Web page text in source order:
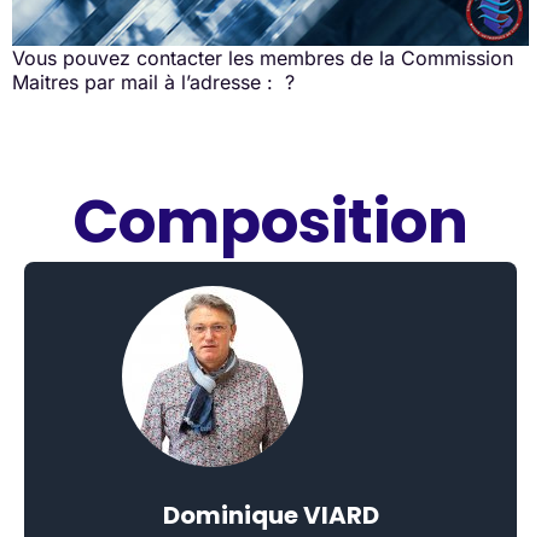
Vous pouvez contacter les membres de la Commission
Maitres par mail à l’adresse : ?
Composition
Dominique VIARD